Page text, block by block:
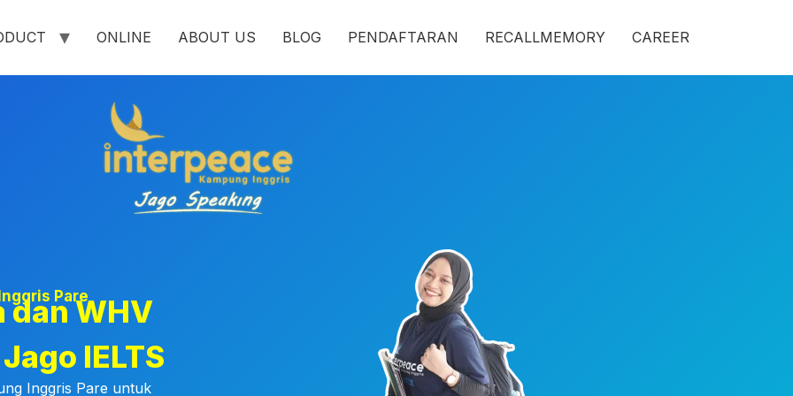
ONLINE ABOUT US BLOG PENDAFTARAN RECALLMEMORY CAREER
Pare
dan WHV
Jago IELTS
Inggris Pare untuk